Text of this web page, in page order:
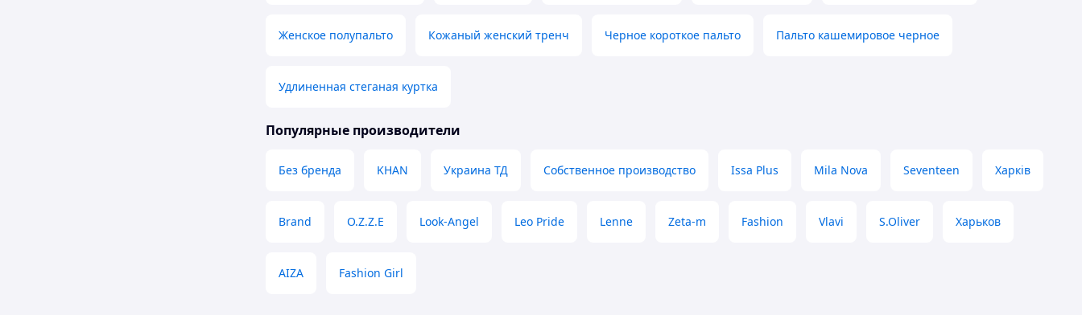
Женское полупальто Кожаный женский тренч Черное короткое пальто Пальто кашемировое черное
Удлиненная стеганая куртка
Популярные производители
Без бренда KHAN Украина ТД Собственное производство Issa Plus Mila Nova Seventeen Харків
Brand O.Z.Z.E Look-Angel Leo Pride Lenne Zeta-m Fashion Vlavi S.Oliver Харьков
AIZA Fashion Girl